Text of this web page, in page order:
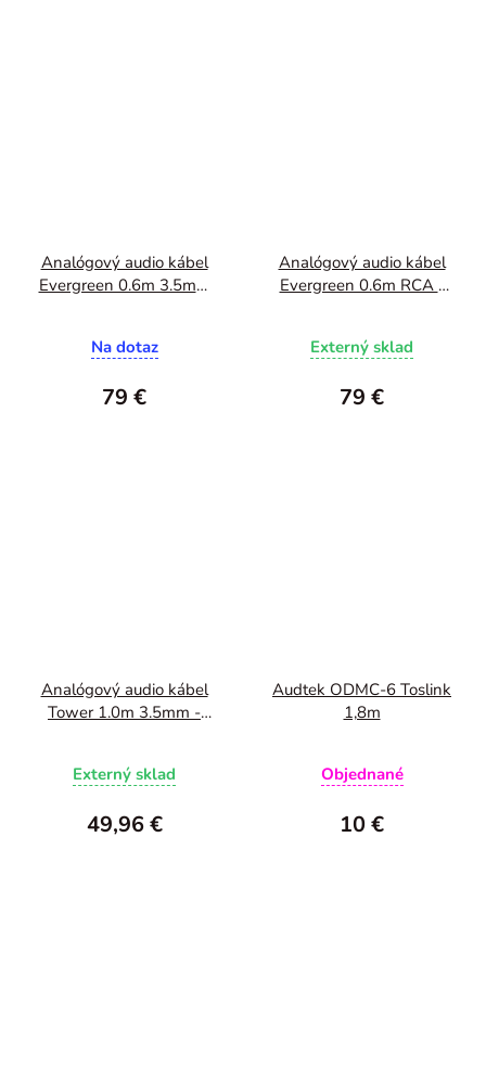
Analógový audio kábel
Evergreen 0.6m 3.5mm
Na dotaz
79 €
Analógový audio kábel
Evergreen 0.6m RCA -
Externý sklad
79 €
Analógový audio kábel
Tower 1.0m 3.5mm -
Externý sklad
49,96 €
Audtek ODMC-6 Toslink
1,8m
Objednané
10 €